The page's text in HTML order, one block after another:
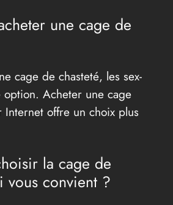
une cage de
cage de chasteté, les sex-
option. Acheter une cage
Internet offre un choix plus
la cage de
vous convient ?